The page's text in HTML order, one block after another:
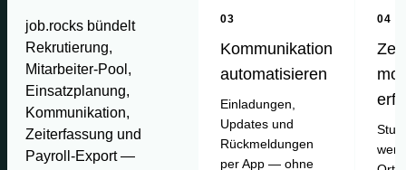
job.rocks bündelt
Rekrutierung,
Mitarbeiter-Pool,
Einsatzplanung,
Kommunikation,
Zeiterfassung und
Payroll-Export —
03
Kommunikation
automatisieren
Einladungen,
Updates und
Rückmeldungen
per App — ohne
04